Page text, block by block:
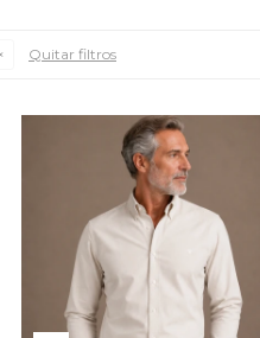
Quitar filtros